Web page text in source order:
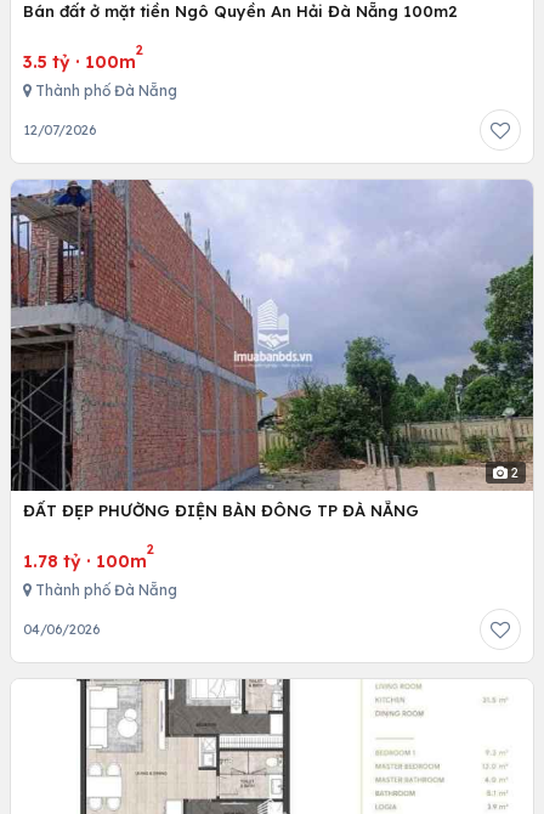
Bán đất ở mặt tiền Ngô Quyền An Hải Đà Nẵng 100m2
3.5 tỷ · 100m
2
Thành phố Đà Nẵng
12/07/2026
2
ĐẤT ĐẸP PHƯỜNG ĐIỆN BÀN ĐÔNG TP ĐÀ NẴNG
1.78 tỷ · 100m
2
Thành phố Đà Nẵng
04/06/2026